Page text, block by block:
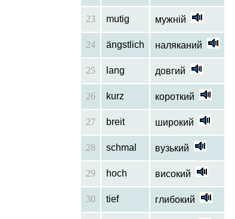
23 mutig мужній
24 ängstlich наляканий
25 lang довгий
26 kurz короткий
27 breit широкий
28 schmal вузький
29 hoch високий
30 tief глибокий